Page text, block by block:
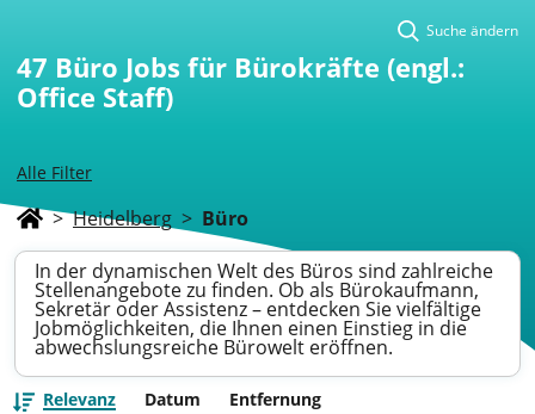
Alle Filter
Suche ändern
47 Büro Jobs für Bürokräfte (engl.:
Office Staff)
> Heidelberg > Büro
In der dynamischen Welt des Büros sind zahlreiche
Stellenangebote zu finden. Ob als Bürokaufmann,
Sekretär oder Assistenz – entdecken Sie vielfältige
Jobmöglichkeiten, die Ihnen einen Einstieg in die
abwechslungsreiche Bürowelt eröffnen.
Relevanz Datum Entfernung